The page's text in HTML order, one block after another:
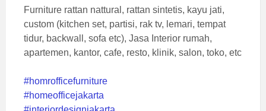
Furniture rattan nattural, rattan sintetis, kayu jati,
custom (kitchen set, partisi, rak tv, lemari, tempat
tidur, backwall, sofa etc), Jasa Interior rumah,
apartemen, kantor, cafe, resto, klinik, salon, toko, etc
#homrofficefurniture
#homeofficejakarta